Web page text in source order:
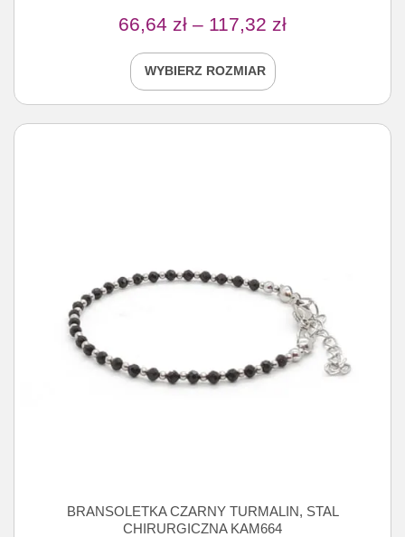
66,64 zł – 117,32 zł
WYBIERZ ROZMIAR
BRANSOLETKA CZARNY TURMALIN, STAL
CHIRURGICZNA KAM664